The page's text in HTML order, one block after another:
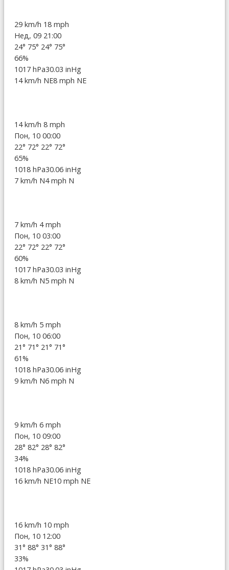
29 km/h 18 mph
Нед, 09 21:00
24° 75° 24° 75°
66%
1017 hPa30.03 inHg
14 km/h NE8 mph NE
14 km/h 8 mph
Пон, 10 00:00
22° 72° 22° 72°
65%
1018 hPa30.06 inHg
7 km/h N4 mph N
7 km/h 4 mph
Пон, 10 03:00
22° 72° 22° 72°
60%
1017 hPa30.03 inHg
8 km/h N5 mph N
8 km/h 5 mph
Пон, 10 06:00
21° 71° 21° 71°
61%
1018 hPa30.06 inHg
9 km/h N6 mph N
9 km/h 6 mph
Пон, 10 09:00
28° 82° 28° 82°
34%
1018 hPa30.06 inHg
16 km/h NE10 mph NE
16 km/h 10 mph
Пон, 10 12:00
31° 88° 31° 88°
33%